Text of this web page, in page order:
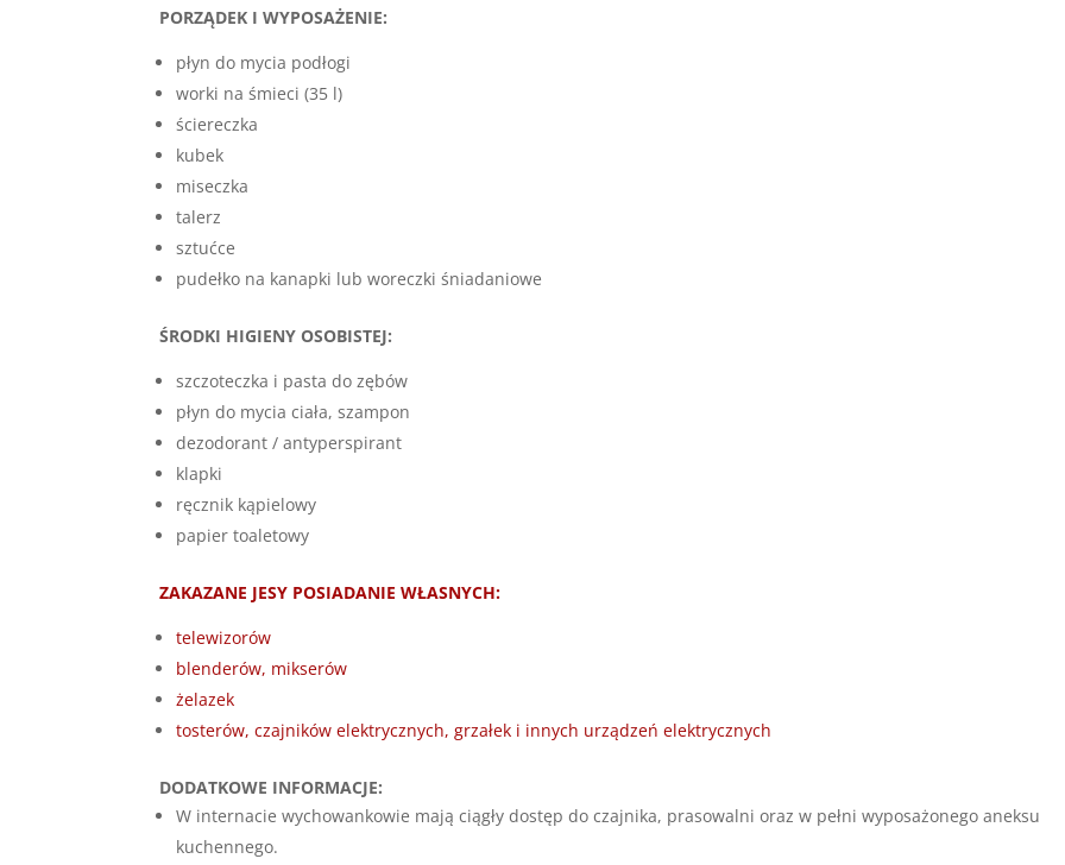
PORZĄDEK I WYPOSAŻENIE:
płyn do mycia podłogi
worki na śmieci (35 l)
ściereczka
kubek
miseczka
talerz
sztućce
pudełko na kanapki lub woreczki śniadaniowe
ŚRODKI HIGIENY OSOBISTEJ:
szczoteczka i pasta do zębów
płyn do mycia ciała, szampon
dezodorant / antyperspirant
klapki
ręcznik kąpielowy
papier toaletowy
ZAKAZANE JESY POSIADANIE WŁASNYCH:
telewizorów
blenderów, mikserów
żelazek
tosterów, czajników elektrycznych, grzałek i innych urządzeń elektrycznych
DODATKOWE INFORMACJE:
W internacie wychowankowie mają ciągły dostęp do czajnika, prasowalni oraz w pełni wyposażonego aneksu
kuchennego.